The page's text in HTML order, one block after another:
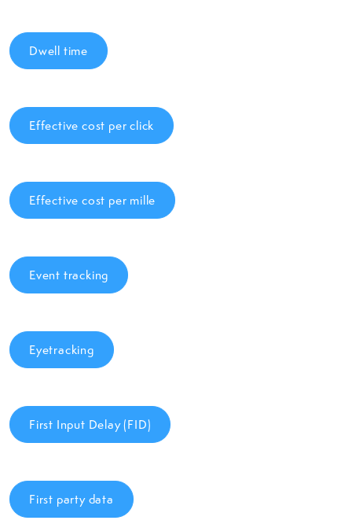
Dwell time
Effective cost per click
Effective cost per mille
Event tracking
Eyetracking
First Input Delay (FID)
First party data